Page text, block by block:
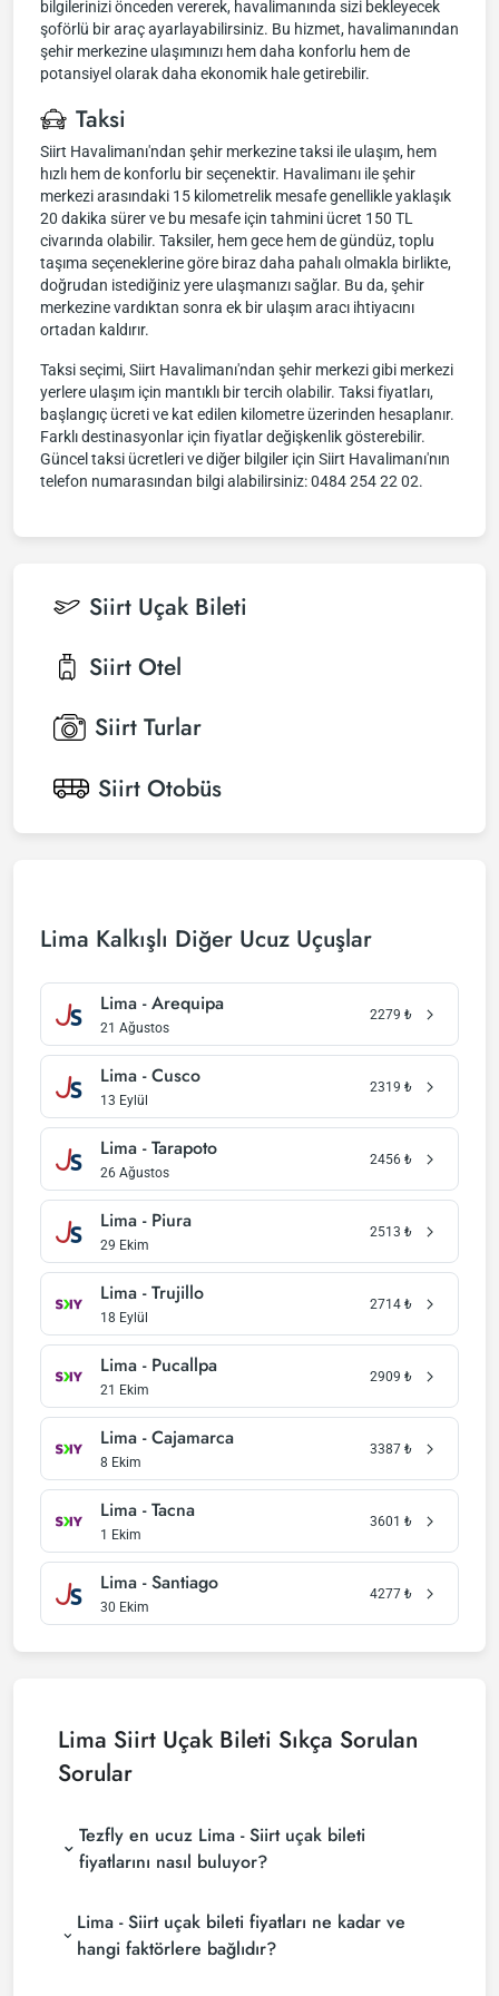
bilgilerinizi önceden vererek, havalimanında sizi bekleyecek
şoförlü bir araç ayarlayabilirsiniz. Bu hizmet, havalimanından
şehir merkezine ulaşımınızı hem daha konforlu hem de
potansiyel olarak daha ekonomik hale getirebilir.
Taksi
Siirt Havalimanı'ndan şehir merkezine taksi ile ulaşım, hem
hızlı hem de konforlu bir seçenektir. Havalimanı ile şehir
merkezi arasındaki 15 kilometrelik mesafe genellikle yaklaşık
20 dakika sürer ve bu mesafe için tahmini ücret 150 TL
civarında olabilir. Taksiler, hem gece hem de gündüz, toplu
taşıma seçeneklerine göre biraz daha pahalı olmakla birlikte,
doğrudan istediğiniz yere ulaşmanızı sağlar. Bu da, şehir
merkezine vardıktan sonra ek bir ulaşım aracı ihtiyacını
ortadan kaldırır.
Taksi seçimi, Siirt Havalimanı'ndan şehir merkezi gibi merkezi
yerlere ulaşım için mantıklı bir tercih olabilir. Taksi fiyatları,
başlangıç ücreti ve kat edilen kilometre üzerinden hesaplanır.
Farklı destinasyonlar için fiyatlar değişkenlik gösterebilir.
Güncel taksi ücretleri ve diğer bilgiler için Siirt Havalimanı'nın
telefon numarasından bilgi alabilirsiniz: 0484 254 22 02.
Siirt Uçak Bileti
Siirt Otel
Siirt Turlar
Siirt Otobüs
Lima Kalkışlı Diğer Ucuz Uçuşlar
Lima - Arequipa
21 Ağustos
2279 ₺
Lima - Cusco
13 Eylül
2319 ₺
Lima - Tarapoto
26 Ağustos
2456 ₺
Lima - Piura
29 Ekim
2513 ₺
Lima - Trujillo
18 Eylül
2714 ₺
Lima - Pucallpa
21 Ekim
2909 ₺
Lima - Cajamarca
8 Ekim
3387 ₺
Lima - Tacna
1 Ekim
3601 ₺
Lima - Santiago
30 Ekim
4277 ₺
Lima Siirt Uçak Bileti Sıkça Sorulan
Sorular
Tezfly en ucuz Lima - Siirt uçak bileti
fiyatlarını nasıl buluyor?
bulmak için tur operatörleri, büyük rezervasyon
siteleri (konsolidatörler) ve yüzlerce havayolu
sitesini aramaktadır. Tezfly sitesinde yapacağın tek
Lima - Siirt uçak bileti fiyatları ne kadar ve
hangi faktörlere bağlıdır?